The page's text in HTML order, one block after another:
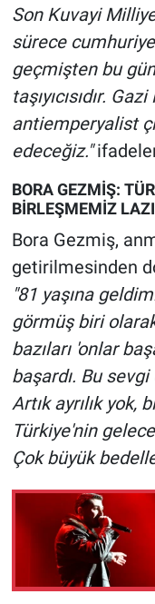
Son Kuvayi
sürece
geçmişten bu
taşıyıcısıdır.
antiemperyalist
edeceğiz."
BORA GEZMİŞ:
BİRLEŞMEMİZ
Bora Gezmiş,
getirilmesinden
"81 yaşına
görmüş biri
bazıları 'onlar
başardı. Bu sevgi
Artık ayrılık yok,
Türkiye'nin
Çok büyük
Türkiye'nin
Yerel Gündem
Yerel Yaşam
Canlı Yayın